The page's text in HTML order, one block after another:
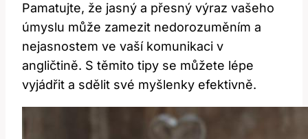
Pamatujte, že jasný a přesný výraz vašeho
úmyslu může zamezit nedorozuměním a
nejasnostem ve vaší komunikaci v
angličtině. S těmito tipy se můžete lépe
vyjádřit a sdělit své myšlenky efektivně.